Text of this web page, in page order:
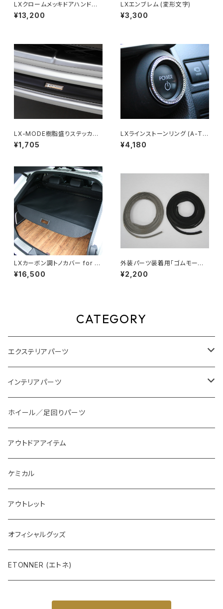
LXクロームメッキドアハンドル
カバー For LEXUS RX (20系)
¥13,200
LXエンブレム (変形文字)
¥3,300
LX-MODE樹脂盛りステッカー
(2枚セット)
¥1,705
LXラインストーンリング (A-Ty
pe)
¥4,180
LXカーボン調トノカバー for 8
0HARRIER
¥16,500
外装パーツ装着用「ゴムモール」
LEXUS
¥2,200
CATEGORY
エクステリアパーツ
スタイリングパーツ
外装系LED
インテリアパーツ
装飾アイテム
インテリア系LED
ホイール／足回りパーツ
アウトドアアイテム
ケミカル
アウトレット
オフィシャルグッズ
ETONNER (エトネ)